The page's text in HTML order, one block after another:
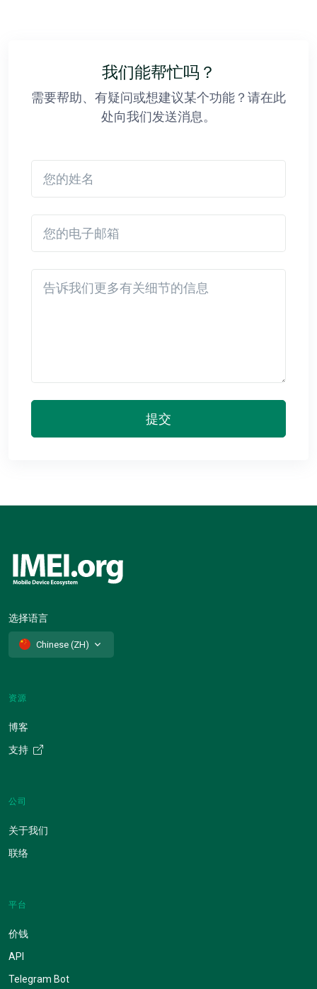
我们能帮忙吗？
需要帮助、有疑问或想建议某个功能？请在此
处向我们发送消息。
提交
选择语言
Chinese (ZH)
资源
博客
支持
公司
关于我们
联络
平台
价钱
API
Telegram Bot